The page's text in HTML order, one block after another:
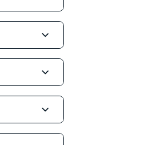
Madrido
en
placa
que no